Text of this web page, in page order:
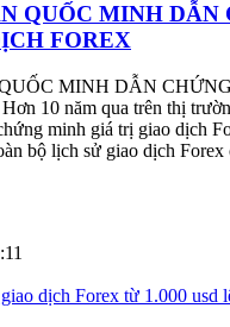
QUỐC MINH DẪN
FOREX
MINH DẪN
10 năm qua trên thị
minh giá trị giao dịch
bộ lịch sử giao dịch Forex